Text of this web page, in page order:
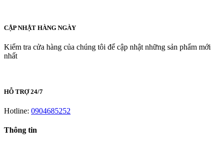
CẬP NHẬT HÀNG NGÀY
Kiểm tra cửa hàng của chúng tôi để cập nhật những sản phẩm mới
nhất
HỖ TRỢ 24/7
Hotline: 0904685252
Thông tin